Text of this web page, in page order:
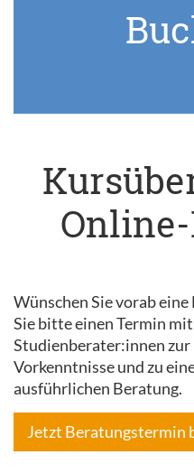
Wünschen Sie vorab
Sie bitte einen Termin
Studienberater:innen
Vorkenntnisse und zu
ausführlichen Beratung.
Jetzt Beratungstermin